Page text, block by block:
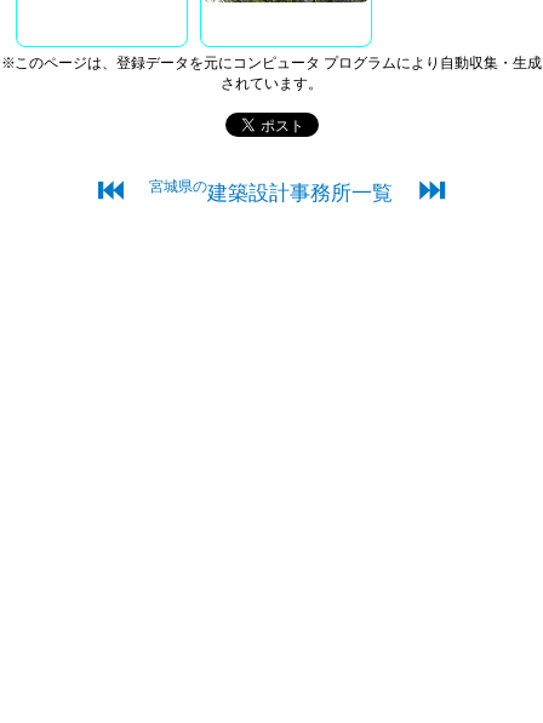
※このページは、登録データを元にコンピュータ プログラムにより自動収集・生成
されています。
⏮ 宮城県の建築設計事務所一覧 ⏭